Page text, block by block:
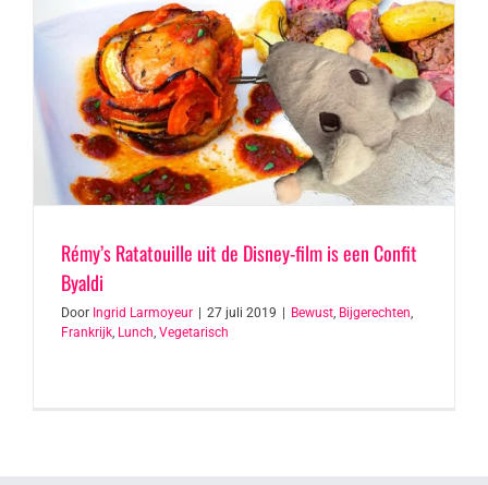
Rémy’s Ratatouille uit de Disney-film is een Confit
Byaldi
Door Ingrid Larmoyeur 27 juli 2019 Bewust, Bijgerechten,
Frankrijk, Lunch, Vegetarisch